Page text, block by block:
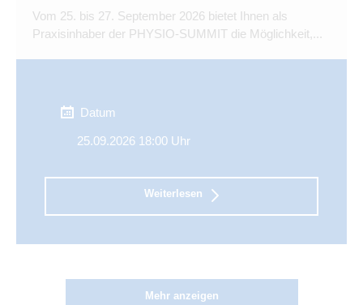
Vom 25. bis 27. September 2026 bietet Ihnen als
Praxisinhaber der PHYSIO-SUMMIT die Möglichkeit,...
Datum
25.09.2026 18:00 Uhr
Weiterlesen
Mehr anzeigen